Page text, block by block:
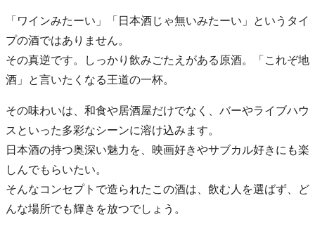
「ワインみたーい」「日本酒じゃ無いみたーい」というタイ
プの酒ではありません。
その真逆です。しっかり飲みごたえがある原酒。「これぞ地
酒」と言いたくなる王道の一杯。
その味わいは、和食や居酒屋だけでなく、バーやライブハウ
スといった多彩なシーンに溶け込みます。
日本酒の持つ奥深い魅力を、映画好きやサブカル好きにも楽
しんでもらいたい。
そんなコンセプトで造られたこの酒は、飲む人を選ばず、ど
んな場所でも輝きを放つでしょう。